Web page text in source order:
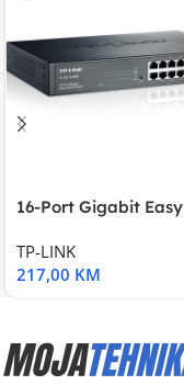
16-Port Gigabit Easy
TP-LINK
217,00 KM